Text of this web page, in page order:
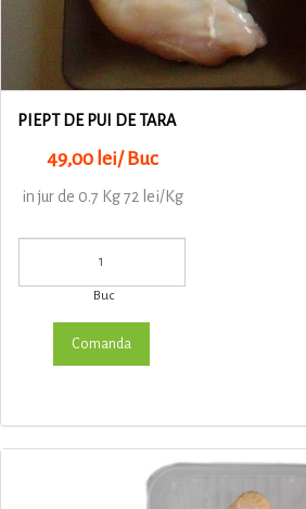
PIEPT DE PUI DE TARA
49,00 lei/ Buc
in jur de 0.7 Kg 72 lei/Kg
Buc